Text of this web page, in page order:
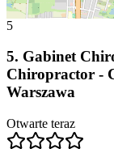
5
5. Gabinet
Chiropractor -
Warszawa
Otwarte teraz